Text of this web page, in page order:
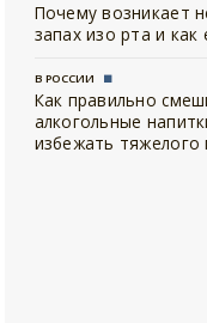
Почему возникает
запах изо рта и как
В РОССИИ
Как правильно
алкогольные
избежать тяжелого